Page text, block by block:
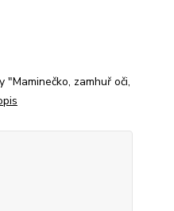
zamhuř oči,